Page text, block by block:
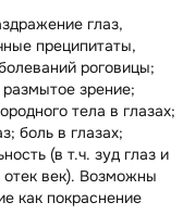
глаз,
преципитаты,
роговицы;
зрение;
тела в глазах;
боль в глазах;
(в т.ч. зуд глаз и
отек век). Возможны
как покраснение